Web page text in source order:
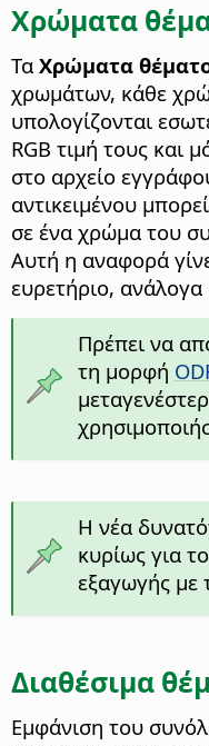
Χρώματα
Τα Χρώματα
χρωμάτων, κάθε
υπολογίζονται
RGB τιμή τους και
στο αρχείο
αντικειμένου
σε ένα χρώμα του
Αυτή η αναφορά
ευρετήριο,
Πρέπει να
τη μορφή
Η νέα
κυρίως για
εξαγωγής με
Διαθέσιμα
Εμφάνιση του